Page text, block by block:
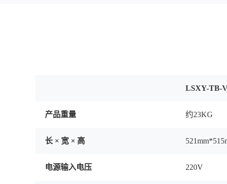
LSXY-TB-
产品重量 约23KG
长 × 宽 × 高
电源输入电压 220V